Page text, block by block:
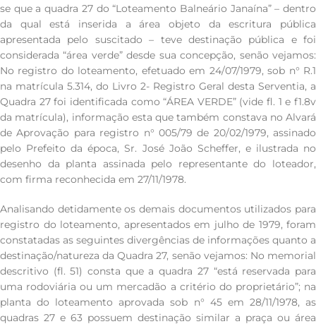
se que a quadra 27 do “Loteamento Balneário Janaína” – dentro
da qual está inserida a área objeto da escritura pública
apresentada pelo suscitado – teve destinação pública e foi
considerada “área verde” desde sua concepção, senão vejamos:
No registro do loteamento, efetuado em 24/07/1979, sob n° R.1
na matrícula 5.314, do Livro 2- Registro Geral desta Serventia, a
Quadra 27 foi identificada como “ÁREA VERDE” (vide fl. 1 e f1.8v
da matrícula), informação esta que também constava no Alvará
de Aprovação para registro n° 005/79 de 20/02/1979, assinado
pelo Prefeito da época, Sr. José João Scheffer, e ilustrada no
desenho da planta assinada pelo representante do loteador,
com firma reconhecida em 27/11/1978.
Analisando detidamente os demais documentos utilizados para
registro do loteamento, apresentados em julho de 1979, foram
constatadas as seguintes divergências de informações quanto a
destinação/natureza da Quadra 27, senão vejamos: No memorial
descritivo (fl. 51) consta que a quadra 27 “está reservada para
uma rodoviária ou um mercadão a critério do proprietário”; na
planta do loteamento aprovada sob n° 45 em 28/11/1978, as
quadras 27 e 63 possuem destinação similar a praça ou área